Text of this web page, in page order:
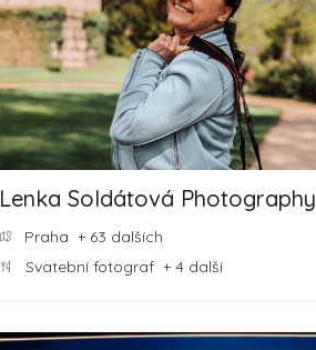
Lenka Soldátová Photography
Praha + 63 dalších
Svatební fotograf + 4 další